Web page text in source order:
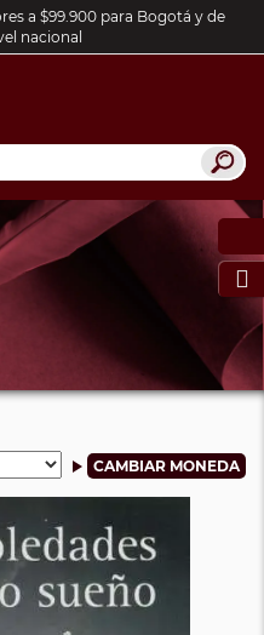
a $99.900 para Bogotá y de
nacional
